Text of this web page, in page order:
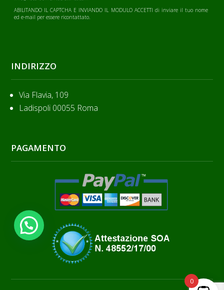
ABILITANDO IL CAPTCHA E INVIANDO IL MODULO ACCETTI di inviare il tuo nome
ed e-mail per essere ricontattato.
INDIRIZZO
Via Flavia, 109
Ladispoli 00055 Roma
PAGAMENTO
0